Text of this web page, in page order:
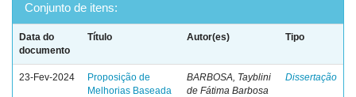
Conjunto de itens:
Data do
documento
Título Autor(es) Tipo
23-Fev-2024
Proposição de
Melhorias Baseada
BARBOSA, Tayblini
de Fátima Barbosa
Dissertação